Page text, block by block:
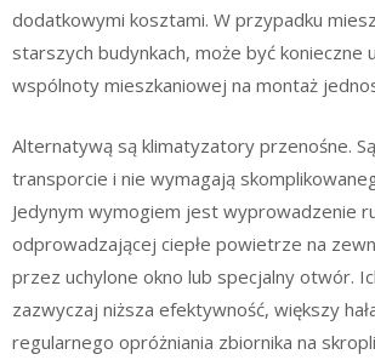
dodatkowymi kosztami. W przypadku
starszych budynkach, może być konieczne
wspólnoty mieszkaniowej na montaż
Alternatywą są klimatyzatory przenośne.
transporcie i nie wymagają
Jedynym wymogiem jest wyprowadzenie
odprowadzającej ciepłe powietrze na
przez uchylone okno lub specjalny otwór.
zazwyczaj niższa efektywność, większy
regularnego opróżniania zbiornika na